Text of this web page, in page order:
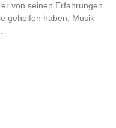
von seinen Erfahrungen
geholfen haben, Musik